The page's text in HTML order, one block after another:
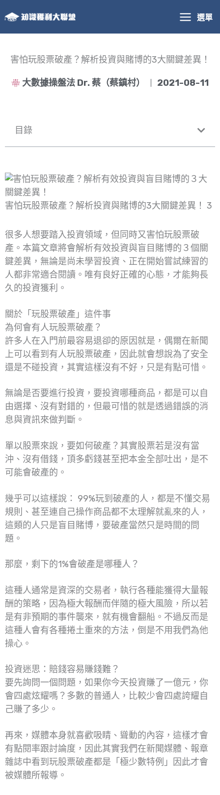
至
主
選單
害怕玩股票破產？解析投資與賭博的3大關鍵差異！
大數據操盤法 Dr. 蔡（蔡鎮村） 2021-08-11
目錄
害怕玩股票破產？解析投資與賭博的3大關鍵差異！ 3
很多人想要踏入投資領域，但同時又害怕玩股票破
產。本篇文章將會解析有效投資與盲目賭博的３個關
鍵差異，無論是尚未學習投資、正在開始嘗試練習的
人都非常適合閱讀。唯有良好正確的心態，才能夠長
久的投資獲利。
關於「玩股票破產」這件事
為何會有人玩股票破產？
許多人在入門前最容易退卻的原因就是，偶爾在新聞
上可以看到有人玩股票破產，因此就會想說為了安全
還是不碰投資，其實這樣沒有不好，只是有點可惜。
無論是否要進行投資，要投資哪種商品，都是可以自
由選擇、沒有對錯的，但最可惜的就是透過錯誤的消
息與資訊來做判斷。
單以股票來說，要如何破產？其實股票若是沒有當
沖、沒有借錢，頂多虧錢甚至把本金全部吐出，是不
可能會破產的。
幾乎可以這樣說： 99%玩到破產的人，都是不懂交易
規則、甚至連自己操作商品都不太理解就亂來的人，
這類的人只是盲目賭博，要破產當然只是時間的問
題。
那麼，剩下的1%會破產是哪種人？
這種人通常是資深的交易者，執行各種能獲得大量報
酬的策略，因為極大報酬而伴隨的極大風險，所以若
是有非預期的事件襲來，就有機會翻船。不過反而是
這種人會有各種捲土重來的方法，倒是不用我們為他
操心。
投資迷思：賠錢容易賺錢難？
要先詢問一個問題，如果你今天投資賺了一億元，你
會四處炫耀嗎？多數的普通人，比較少會四處誇耀自
己賺了多少。
再來，媒體本身就喜歡吸睛、聳動的內容，這樣才會
有點閱率跟討論度，因此其實我們在新聞媒體、報章
雜誌中看到玩股票破產都是「極少數特例」因此才會
被媒體所報導。